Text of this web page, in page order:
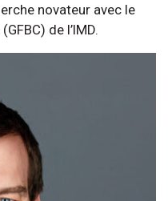
novateur avec le
de l’IMD.